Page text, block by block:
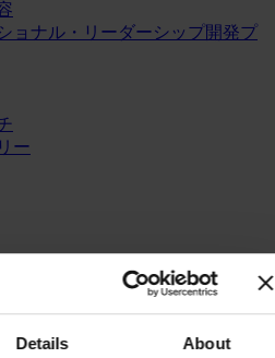
Details About
ョナル・リーダーシップ開発プ
ー
）